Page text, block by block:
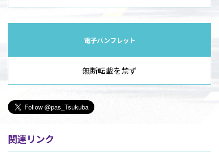
電子パンフレット
無断転載を禁ず
関連リンク